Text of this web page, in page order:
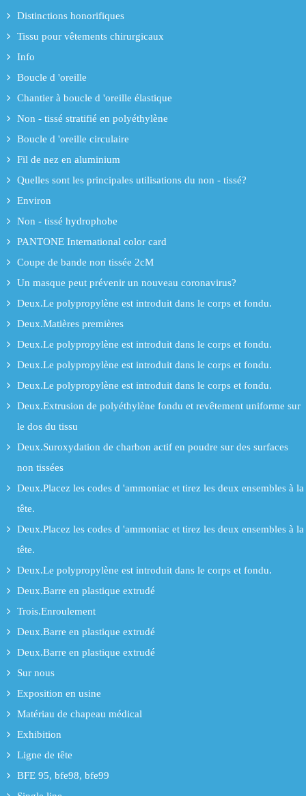
Distinctions honorifiques
Tissu pour vêtements chirurgicaux
Info
Boucle d 'oreille
Chantier à boucle d 'oreille élastique
Non - tissé stratifié en polyéthylène
Boucle d 'oreille circulaire
Fil de nez en aluminium
Quelles sont les principales utilisations du non - tissé?
Environ
Non - tissé hydrophobe
PANTONE International color card
Coupe de bande non tissée 2cM
Un masque peut prévenir un nouveau coronavirus?
Deux.Le polypropylène est introduit dans le corps et fondu.
Deux.Matières premières
Deux.Le polypropylène est introduit dans le corps et fondu.
Deux.Le polypropylène est introduit dans le corps et fondu.
Deux.Le polypropylène est introduit dans le corps et fondu.
Deux.Extrusion de polyéthylène fondu et revêtement uniforme sur
le dos du tissu
Deux.Suroxydation de charbon actif en poudre sur des surfaces
non tissées
Deux.Placez les codes d 'ammoniac et tirez les deux ensembles à la
tête.
Deux.Placez les codes d 'ammoniac et tirez les deux ensembles à la
tête.
Deux.Le polypropylène est introduit dans le corps et fondu.
Deux.Barre en plastique extrudé
Trois.Enroulement
Deux.Barre en plastique extrudé
Deux.Barre en plastique extrudé
Sur nous
Exposition en usine
Matériau de chapeau médical
Exhibition
Ligne de tête
BFE 95, bfe98, bfe99